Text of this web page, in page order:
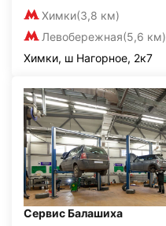
Химки(3,8 км)
Левобережная(5,6 км)
Химки, ш Нагорное, 2к7
Сервис Балашиха